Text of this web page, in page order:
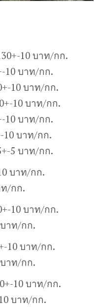
10 บาท/กก.
10 บาท/กก.
10 บาท/กก.
10 บาท/กก.
10 บาท/กก.
10 บาท/กก.
5 บาท/กก.
บาท/กก.
ท/กก.
10 บาท/กก.
าท/กก.
10 บาท/กก.
าท/กก.
10 บาท/กก.
บาท/กก.